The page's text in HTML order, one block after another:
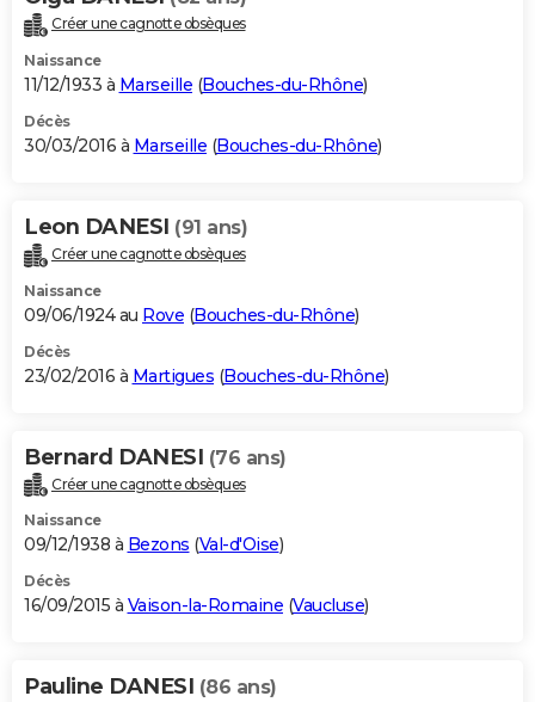
Créer une cagnotte obsèques
Naissance
11/12/1933 à Marseille (Bouches-du-Rhône)
Décès
30/03/2016 à Marseille (Bouches-du-Rhône)
Leon DANESI (91 ans)
Créer une cagnotte obsèques
Naissance
09/06/1924 au Rove (Bouches-du-Rhône)
Décès
23/02/2016 à Martigues (Bouches-du-Rhône)
Bernard DANESI (76 ans)
Créer une cagnotte obsèques
Naissance
09/12/1938 à Bezons (Val-d'Oise)
Décès
16/09/2015 à Vaison-la-Romaine (Vaucluse)
Pauline DANESI (86 ans)